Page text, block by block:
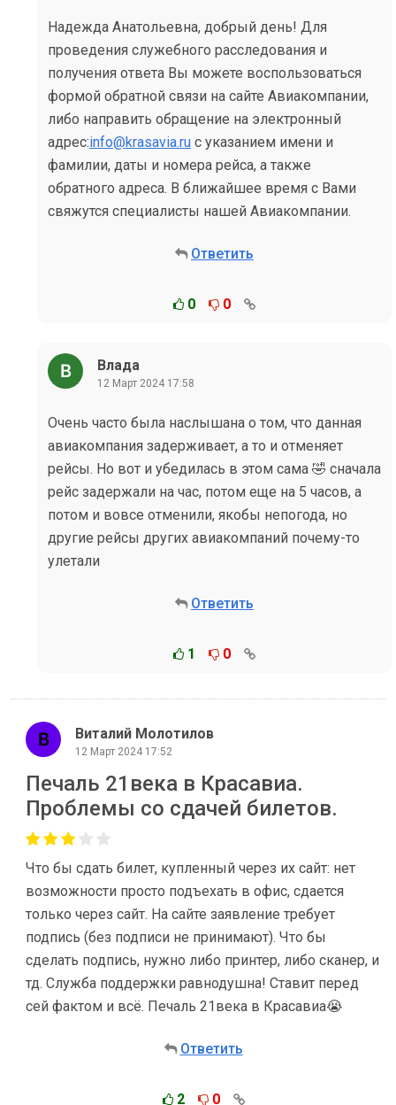
Надежда Анатольевна, добрый день! Для
проведения служебного расследования и
получения ответа Вы можете воспользоваться
формой обратной связи на сайте Авиакомпании,
либо направить обращение на электронный
адрес:info@krasavia.ru с указанием имени и
фамилии, даты и номера рейса, а также
обратного адреса. В ближайшее время с Вами
свяжутся специалисты нашей Авиакомпании.
Ответить
0 0
Влада
12 Март 2024 17:58
Очень часто была наслышана о том, что данная
авиакомпания задерживает, а то и отменяет
рейсы. Но вот и убедилась в этом сама 🤣 сначала
рейс задержали на час, потом еще на 5 часов, а
потом и вовсе отменили, якобы непогода, но
другие рейсы других авиакомпаний почему-то
улетали
Ответить
1 0
Виталий Молотилов
12 Март 2024 17:52
Печаль 21века в Красавиа.
Проблемы со сдачей билетов.
Что бы сдать билет, купленный через их сайт: нет
возможности просто подъехать в офис, сдается
только через сайт. На сайте заявление требует
подпись (без подписи не принимают). Что бы
сделать подпись, нужно либо принтер, либо сканер, и
тд. Служба поддержки равнодушна! Ставит перед
сей фактом и всё. Печаль 21века в Красавиа😭
Ответить
2 0